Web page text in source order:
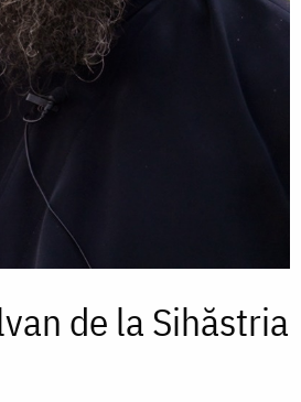
de la Sihăstria